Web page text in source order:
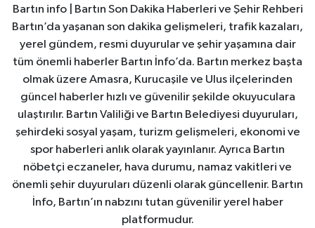
Bartın info | Bartın Son Dakika Haberleri ve Şehir Rehberi
Bartın’da yaşanan son dakika gelişmeleri, trafik kazaları,
yerel gündem, resmi duyurular ve şehir yaşamına dair
tüm önemli haberler Bartın İnfo’da. Bartın merkez başta
olmak üzere Amasra, Kurucaşile ve Ulus ilçelerinden
güncel haberler hızlı ve güvenilir şekilde okuyuculara
ulaştırılır. Bartın Valiliği ve Bartın Belediyesi duyuruları,
şehirdeki sosyal yaşam, turizm gelişmeleri, ekonomi ve
spor haberleri anlık olarak yayınlanır. Ayrıca Bartın
nöbetçi eczaneler, hava durumu, namaz vakitleri ve
önemli şehir duyuruları düzenli olarak güncellenir. Bartın
İnfo, Bartın’ın nabzını tutan güvenilir yerel haber
platformudur.